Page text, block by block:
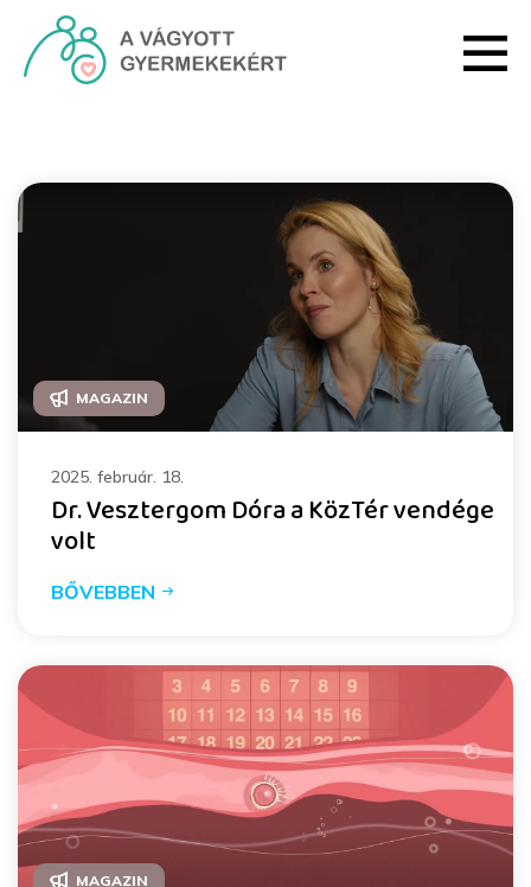
Ugrás a fő tartalomhoz
MAGAZIN
2025. február. 18.
Dr. Vesztergom Dóra a KözTér vendége
volt
BŐVEBBEN
MAGAZIN